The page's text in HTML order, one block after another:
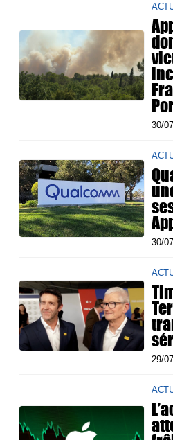
30/
30/
29/